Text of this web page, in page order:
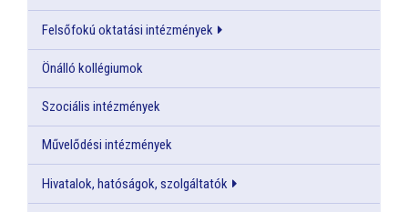
Felsőfokú oktatási intézmények
Önálló kollégiumok
Szociális intézmények
Művelődési intézmények
Hivatalok, hatóságok, szolgáltatók